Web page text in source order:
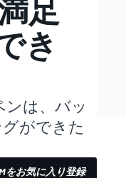
足
き
ンは、バッ
ができた
をお気に入り登録